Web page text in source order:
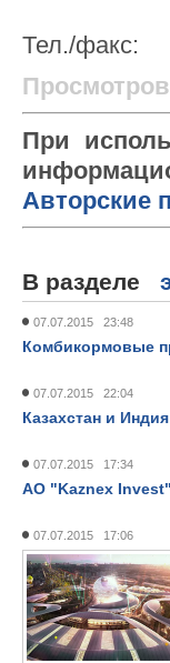
Тел./факс:
При
Авторские
В разделе
07.07.2015 23:48
Комбикормовые
07.07.2015 22:04
Казахстан и
07.07.2015 17:34
АО "Kaznex
07.07.2015 17:06